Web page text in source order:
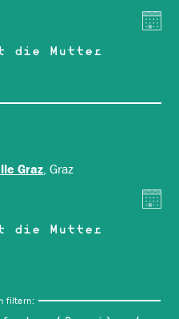
die Mutter
Graz, Graz
die Mutter
filtern: